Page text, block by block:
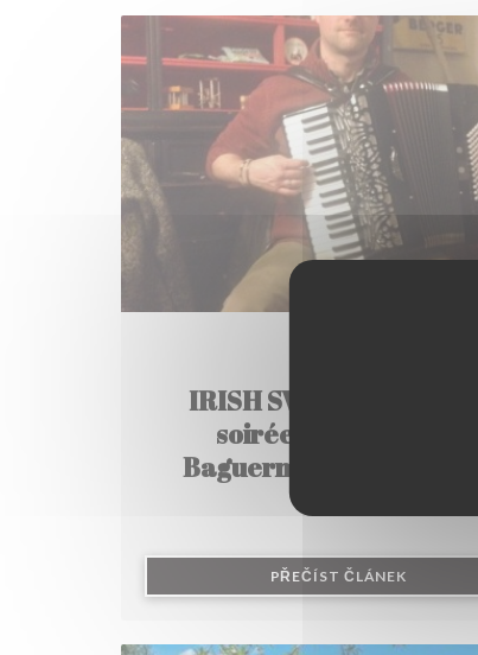
IRISH SWAMP SESSION -
soirée musicale à la
Baguernette (lien VIDEO)
PŘEČÍST ČLÁNEK